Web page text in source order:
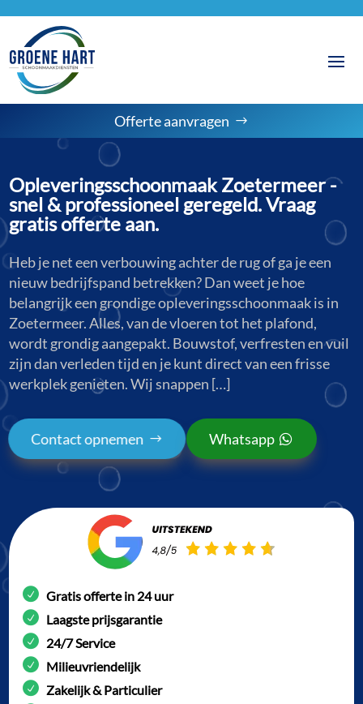
Offerte aanvragen
Opleveringsschoonmaak Zoetermeer -
snel & professioneel geregeld. Vraag
gratis offerte aan.
Heb je net een verbouwing achter de rug of ga je een
nieuw bedrijfspand betrekken? Dan weet je hoe
belangrijk een grondige opleveringsschoonmaak is in
Zoetermeer. Alles, van de vloeren tot het plafond,
wordt grondig aangepakt. Bouwstof, verfresten en vuil
zijn dan verleden tijd en je kunt direct van een frisse
werkplek genieten. Wij snappen […]
Contact opnemen Whatsapp
Gratis offerte in 24 uur
Laagste prijsgarantie
24/7 Service
Milieuvriendelijk
Zakelijk & Particulier